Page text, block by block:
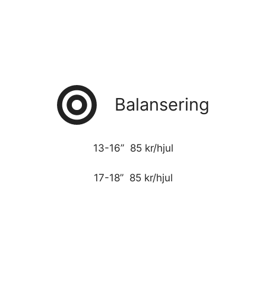
Balansering
13-16” 85 kr/hjul
17-18” 85 kr/hjul